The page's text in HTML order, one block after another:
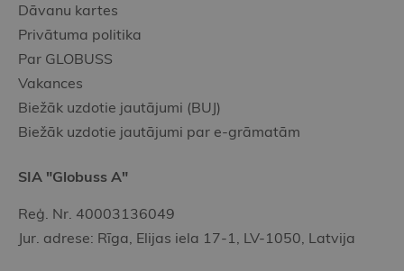
Dāvanu kartes
Privātuma politika
Par GLOBUSS
Vakances
Biežāk uzdotie jautājumi (BUJ)
Biežāk uzdotie jautājumi par e-grāmatām
SIA "Globuss A"
Reģ. Nr. 40003136049
Jur. adrese: Rīga, Elijas iela 17-1, LV-1050, Latvija